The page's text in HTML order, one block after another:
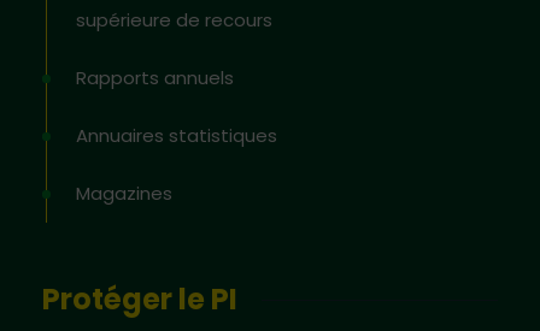
supérieure de recours
Rapports annuels
Annuaires statistiques
Magazines
Protéger le PI